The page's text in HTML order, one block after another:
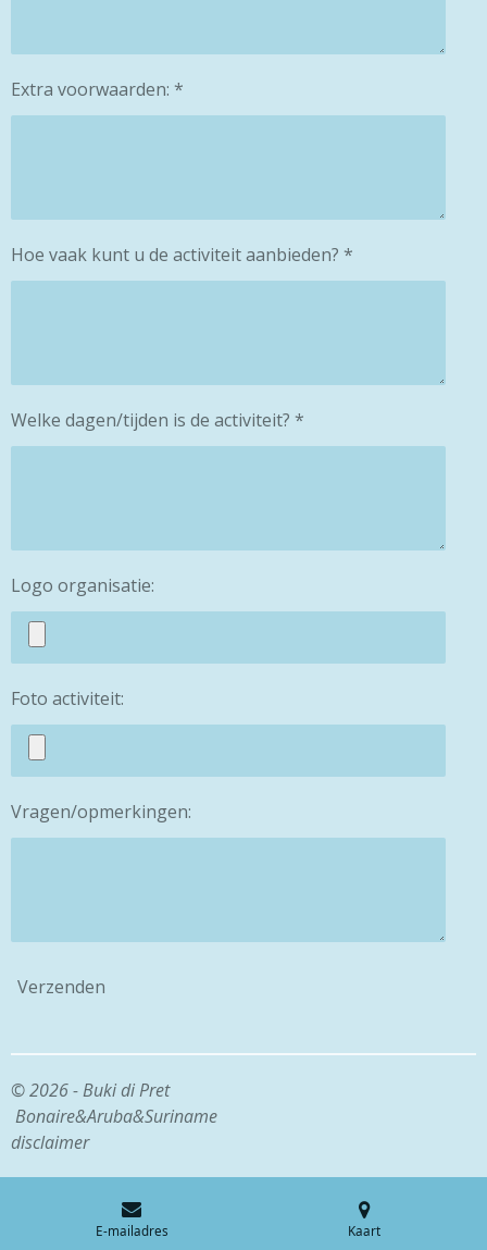
Extra voorwaarden: *
Hoe vaak kunt u de activiteit aanbieden? *
Welke dagen/tijden is de activiteit? *
Logo organisatie:
Foto activiteit:
Vragen/opmerkingen:
Verzenden
© 2026 - Buki di Pret
Bonaire&Aruba&Suriname
disclaimer
E-mailadres Kaart